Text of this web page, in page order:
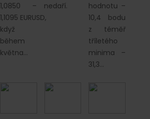
1,0850 –
1,1095 EURUSD,
když
během
května…
nedaří.
hodnotu –
10,4 bodu
z téměř
tříletého
minima –
31,3…